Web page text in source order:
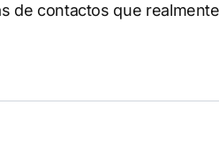
de contactos que